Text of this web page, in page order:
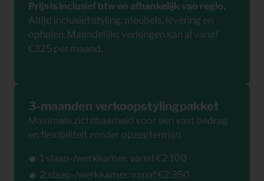
Prijs is inclusief btw en afhankelijk van regio.
Altijd inclusief styling, meubels, levering en
ophalen. Maandelijks verlengen kan al vanaf
€325 per maand.
3-maanden verkoopstylingpakket
Maximale zichtbaarheid voor een vast bedrag
en flexibiliteit zonder opzegtermijn.
1 slaap-/werkkamer: vanaf €2.100
2 slaap-/werkkamer: vanaf €2.350